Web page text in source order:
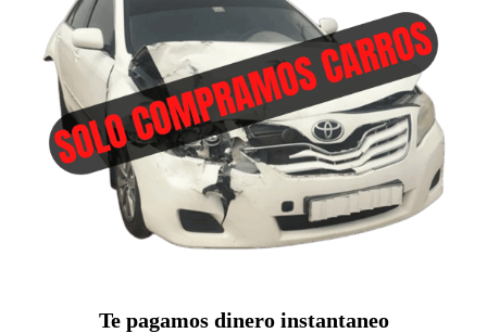
Te pagamos dinero instantaneo